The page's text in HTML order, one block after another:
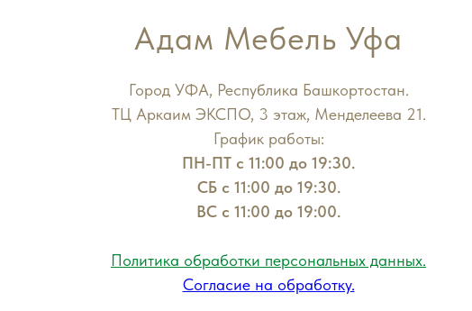
Адам Мебель Уфа
Город УФА, Республика Башкортостан.
ТЦ Аркаим ЭКСПО, 3 этаж, Менделеева 21.
График работы:
ПН-ПТ с 11:00 до 19:30.
СБ с 11:00 до 19:30.
ВС с 11:00 до 19:00.
Политика обработки персональных данных.
Согласие на обработку.